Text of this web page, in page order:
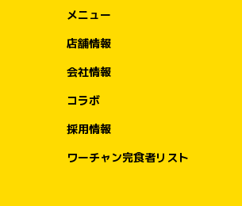
メニュー
店舗情報
会社情報
コラボ
採用情報
ワーチャン完食者リスト